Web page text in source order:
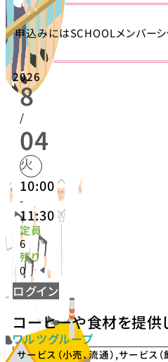
申込みにはSCHOOLメンバー
2026
8
/
04
火
10:00
-
11:30
定員
6
残り
0
ログイン
コーヒーや食材を提供
ワルツグループ
サービス（小売、流通） ,サービス（